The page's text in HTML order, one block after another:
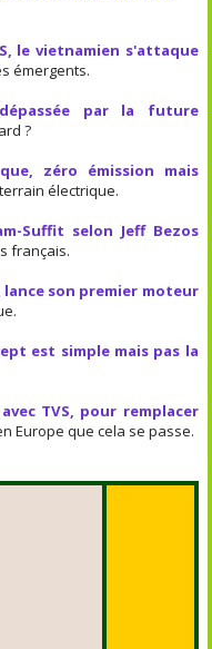
le vietnamien s'attaque
émergents.
par la future
?
zéro émission mais
électrique.
Suffit selon Jeff Bezos
français.
lance son premier moteur
est simple mais pas la
TVS, pour remplacer
Europe que cela se passe.